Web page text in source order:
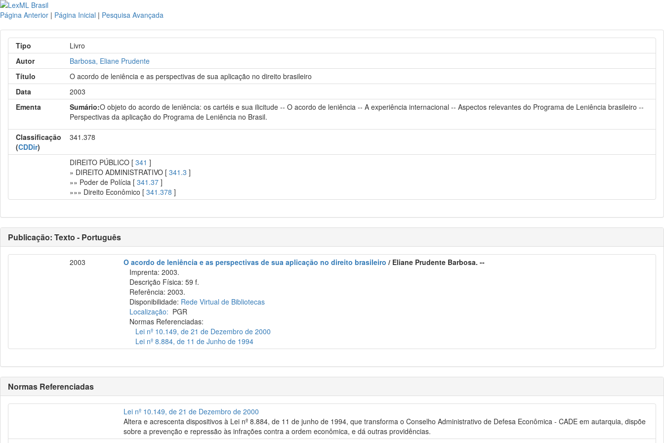
Página Anterior | Página Inicial | Pesquisa Avançada
Tipo
Livro
Autor
Barbosa, Eliane Prudente
Título
O acordo de leniência e as perspectivas de sua aplicação no direito brasileiro
Data
2003
Ementa
Sumário:O objeto do acordo de leniência: os cartéis e sua ilicitude -- O acordo de leniência -- A experiência internacional -- Aspectos relevantes do Programa de Leniência brasileiro --
Perspectivas da aplicação do Programa de Leniência no Brasil.
Classificação
(CDDir)
341.378
DIREITO PÚBLICO [341 ]
» DIREITO ADMINISTRATIVO [341.3 ]
»» Poder de Polícia [341.37 ]
»»» Direito Econômico [341.378 ]
Publicação: Texto - Português
2003 O acordo de leniência e as perspectivas de sua aplicação no direito brasileiro / Eliane Prudente Barbosa. --
Imprenta: 2003.
Descrição Física: 59 f.
Referência: 2003.
Disponibilidade: Rede Virtual de Bibliotecas
Localização: PGR
Normas Referenciadas:
Lei nº 10.149, de 21 de Dezembro de 2000
Lei nº 8.884, de 11 de Junho de 1994
Normas Referenciadas
Lei nº 10.149, de 21 de Dezembro de 2000
Altera e acrescenta dispositivos à Lei nº 8.884, de 11 de junho de 1994, que transforma o Conselho Administrativo de Defesa Econômica - CADE em autarquia, dispõe
sobre a prevenção e repressão às infrações contra a ordem econômica, e dá outras providências.